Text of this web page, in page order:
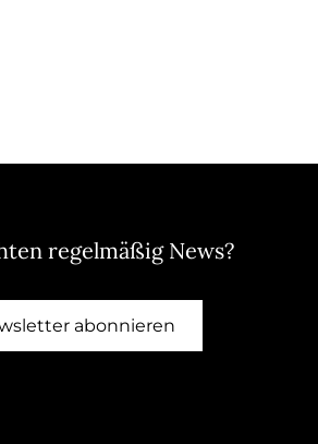
regelmäßig News?
abonnieren